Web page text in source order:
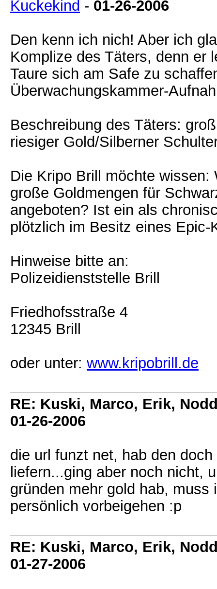
Kuckekind - 01-26-2006
Den kenn ich nich! Aber ich
Komplize des Täters, denn er
Taure sich am Safe zu
Überwachungskammer-
Beschreibung des Täters:
riesiger Gold/Silberner
Die Kripo Brill möchte wissen:
große Goldmengen für
angeboten? Ist ein als
plötzlich im Besitz eines Epic-
Hinweise bitte an:
Polizeidienststelle Brill
Friedhofsstraße 4
12345 Brill
oder unter: www.kripobrill.de
RE: Kuski, Marco, Erik,
01-26-2006
die url funzt net, hab den
liefern...ging aber noch nicht,
gründen mehr gold hab,
persönlich vorbeigehen :p
RE: Kuski, Marco, Erik,
01-27-2006